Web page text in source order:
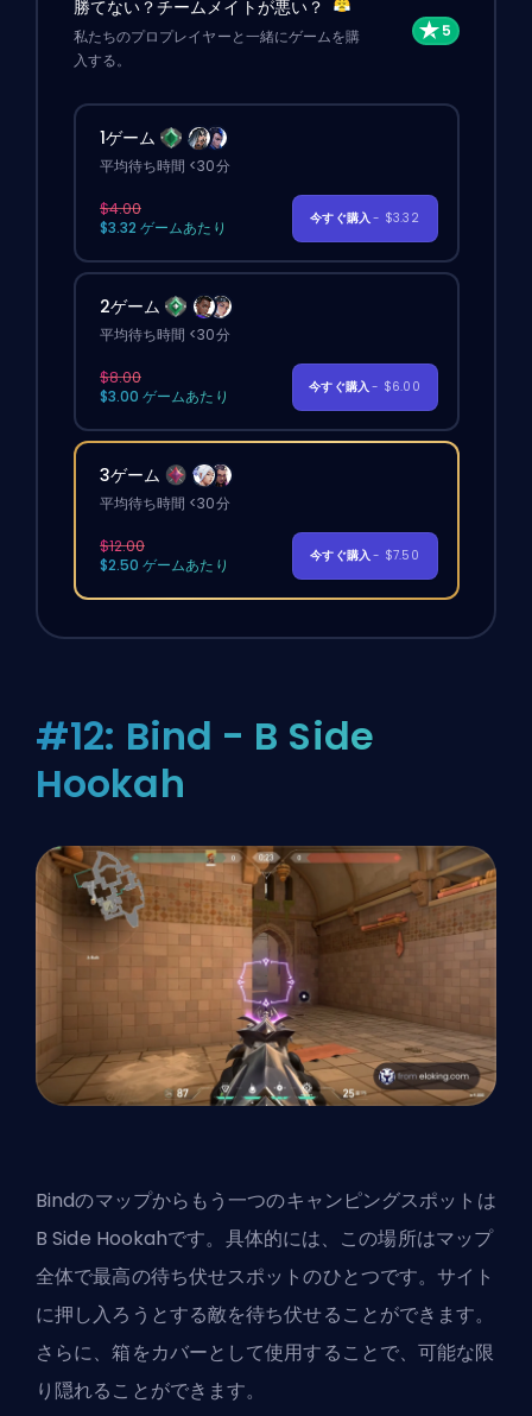
勝てない？チームメイトが悪い？
私たちのプロプレイヤーと一緒にゲームを購
入する。
1ゲーム
平均待ち時間 <30分
$4.00
$3.32 ゲームあたり
今すぐ購入- $3.32
2ゲーム
平均待ち時間 <30分
$8.00
$3.00 ゲームあたり
今すぐ購入- $6.00
3ゲーム
平均待ち時間 <30分
$12.00
$2.50 ゲームあたり
今すぐ購入- $7.50
#12: Bind - B Side
Hookah
Bindのマップからもう一つのキャンピングスポットは
B Side Hookahです。具体的には、この場所はマップ
全体で最高の待ち伏せスポットのひとつです。サイト
に押し入ろうとする敵を待ち伏せることができます。
さらに、箱をカバーとして使用することで、可能な限
り隠れることができます。